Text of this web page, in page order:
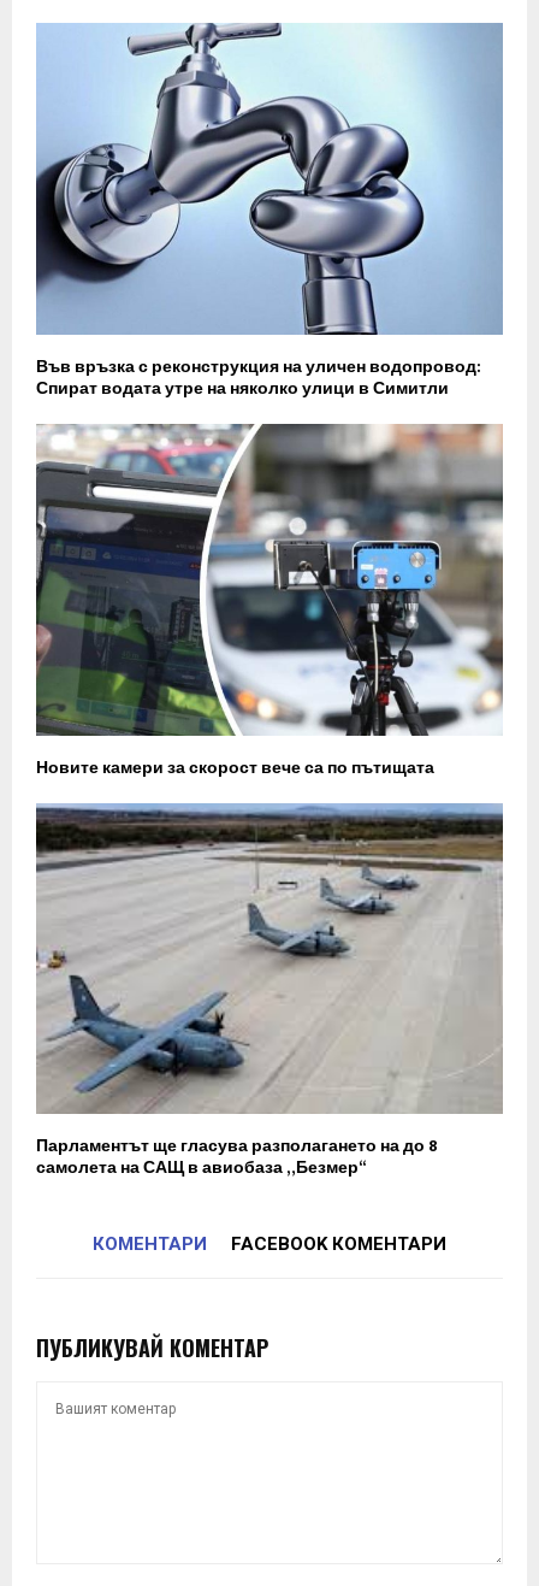
Във връзка с реконструкция на уличен водопровод:
Спират водата утре на няколко улици в Симитли
Новите камери за скорост вече са по пътищата
Парламентът ще гласува разполагането на до 8
самолета на САЩ в авиобаза „Безмер“
КОМЕНТАРИ FACEBOOK КОМЕНТАРИ
ПУБЛИКУВАЙ КОМЕНТАР